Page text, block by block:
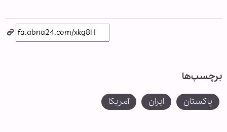
برچسب‌ها
پاکستان ایران آمریکا